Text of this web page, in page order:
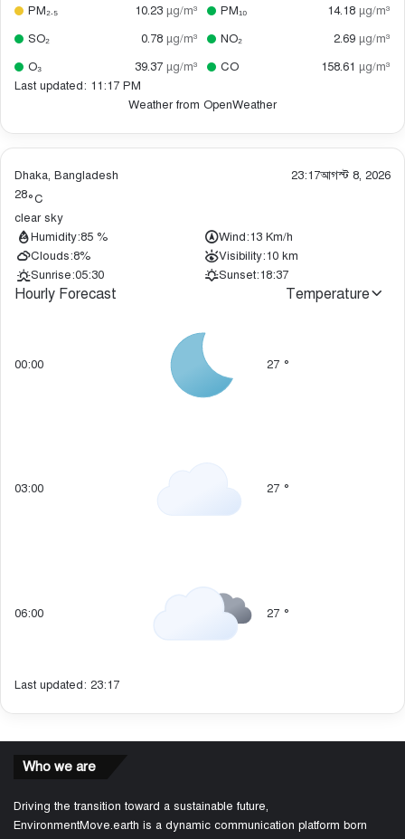
PM₂.₅
10.23 µg/m³ PM₁₀ 14.18 µg/m³
SO₂
0.78 µg/m³ NO₂ 2.69 µg/m³
O₃
39.37 µg/m³ CO 158.61 µg/m³
Last updated: 11:17 PM
Weather from OpenWeather
Dhaka, Bangladesh 23:17আগস্ট 8, 2026
28°C
clear sky
Humidity:85 % Wind:13 Km/h
Clouds:8% Visibility:10 km
Sunrise:05:30 Sunset:18:37
Hourly Forecast Temperature
00:00 27 °
03:00 27 °
06:00 27 °
Last updated: 23:17
Who we are
Driving the transition toward a sustainable future,
EnvironmentMove.earth is a dynamic communication platform born